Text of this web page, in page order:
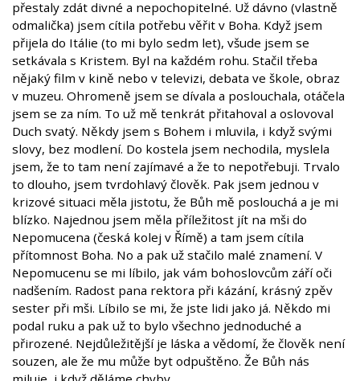
přestaly zdát divné a nepochopitelné. Už dávno (vlastně
odmalička) jsem cítila potřebu věřit v Boha. Když jsem
přijela do Itálie (to mi bylo sedm let), všude jsem se
setkávala s Kristem. Byl na každém rohu. Stačil třeba
nějaký film v kině nebo v televizi, debata ve škole, obraz
v muzeu. Ohromeně jsem se dívala a poslouchala, otáčela
jsem se za ním. To už mě tenkrát přitahoval a oslovoval
Duch svatý. Někdy jsem s Bohem i mluvila, i když svými
slovy, bez modlení. Do kostela jsem nechodila, myslela
jsem, že to tam není zajímavé a že to nepotřebuji. Trvalo
to dlouho, jsem tvrdohlavý člověk. Pak jsem jednou v
krizové situaci měla jistotu, že Bůh mě poslouchá a je mi
blízko. Najednou jsem měla příležitost jít na mši do
Nepomucena (česká kolej v Římě) a tam jsem cítila
přítomnost Boha. No a pak už stačilo malé znamení. V
Nepomucenu se mi líbilo, jak vám bohoslovcům září oči
nadšením. Radost pana rektora při kázání, krásný zpěv
sester při mši. Líbilo se mi, že jste lidi jako já. Někdo mi
podal ruku a pak už to bylo všechno jednoduché a
přirozené. Nejdůležitější je láska a vědomí, že člověk není
souzen, ale že mu může byt odpuštěno. Že Bůh nás